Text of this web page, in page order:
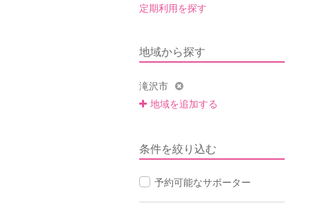
定期利用を探す
地域から探す
滝沢市
地域を追加する
条件を絞り込む
予約可能なサポーター